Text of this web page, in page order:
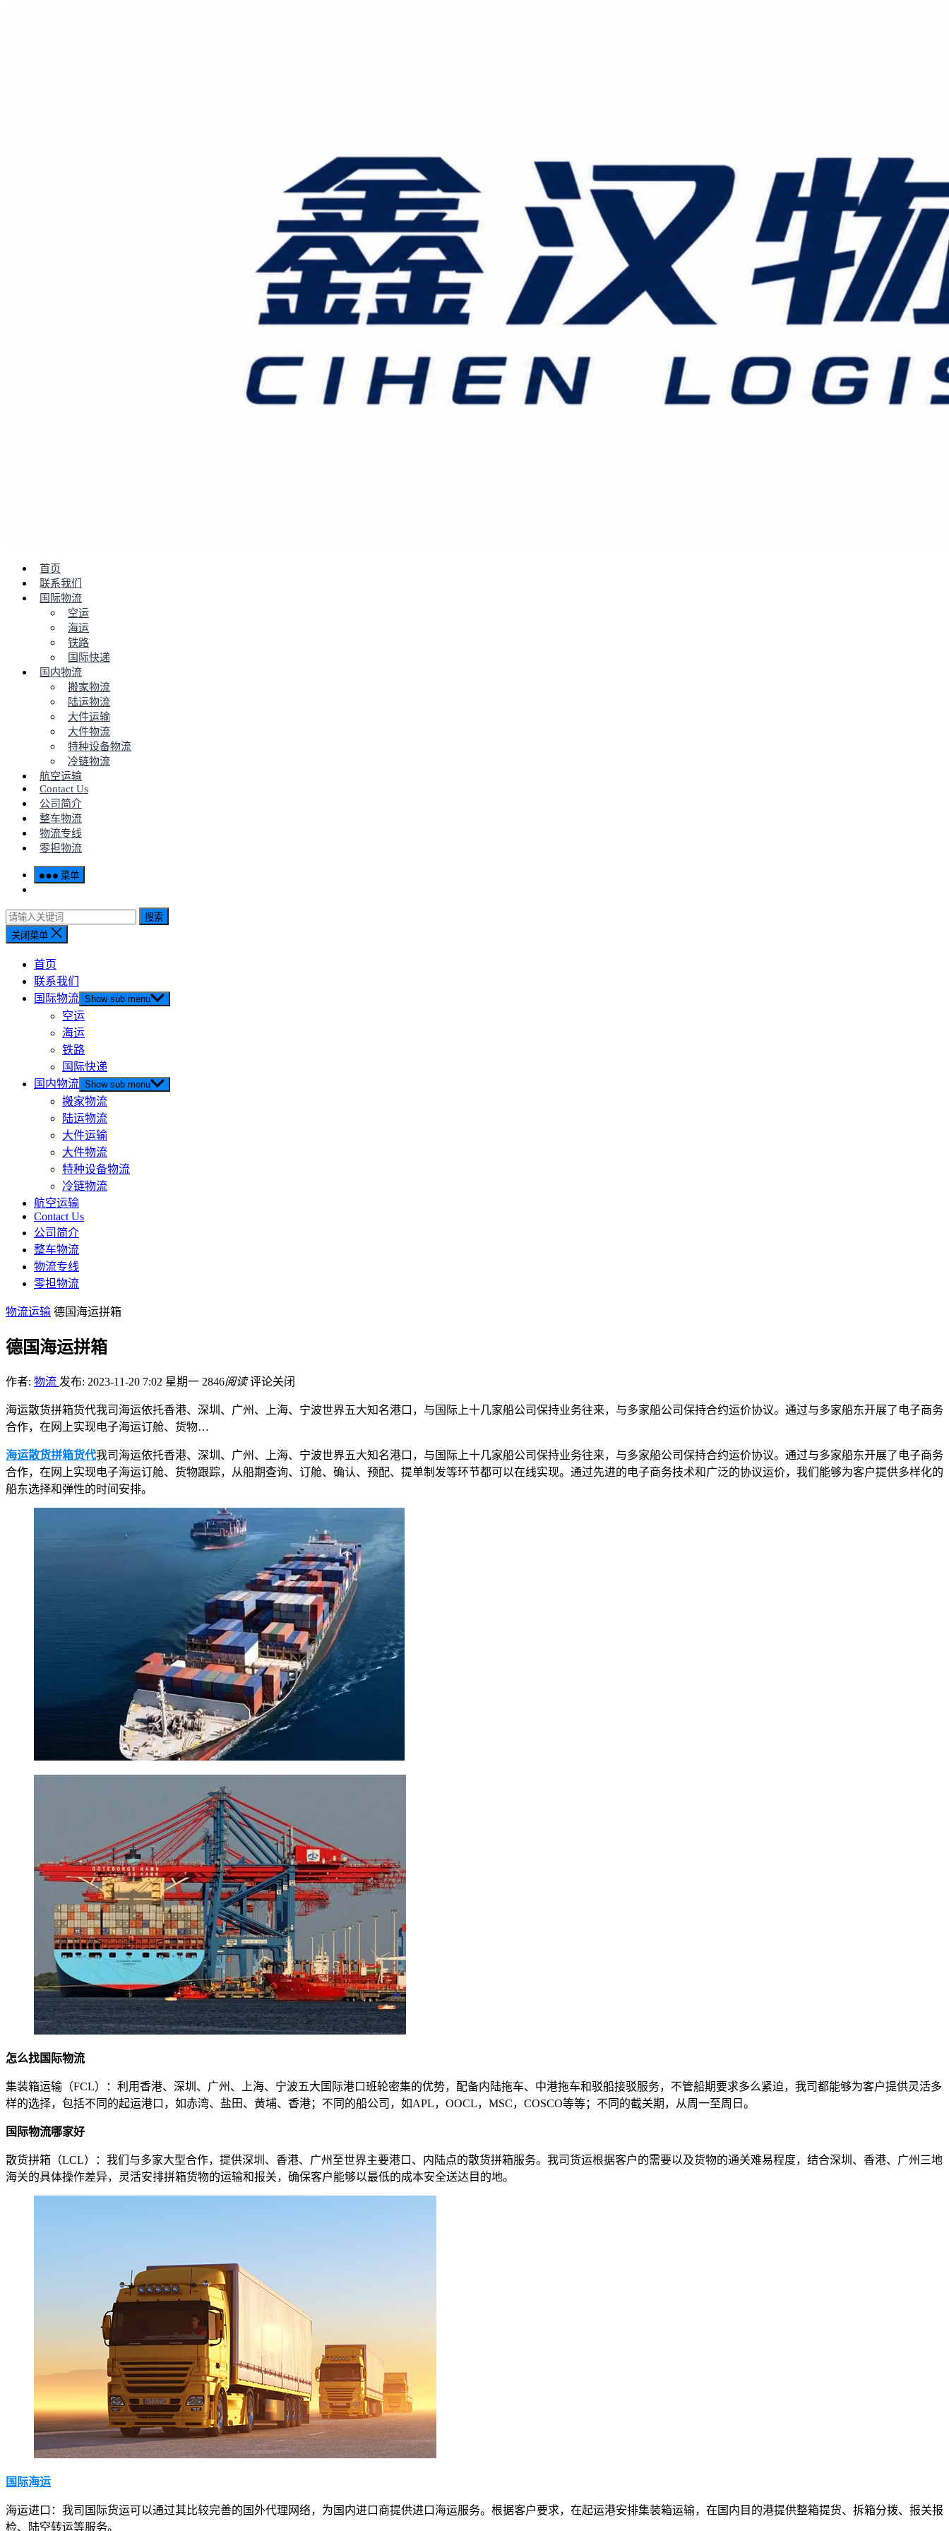
首页
联系我们
国际物流
空运
海运
铁路
国际快递
国内物流
搬家物流
陆运物流
大件运输
大件物流
特种设备物流
冷链物流
航空运输
Contact Us
公司简介
整车物流
物流专线
零担物流
菜单
搜索
关闭菜单
首页
联系我们
国际物流 Show sub menu
空运
海运
铁路
国际快递
国内物流 Show sub menu
搬家物流
陆运物流
大件运输
大件物流
特种设备物流
冷链物流
航空运输
Contact Us
公司简介
整车物流
物流专线
零担物流
物流运输 德国海运拼箱
德国海运拼箱
作者: 物流 发布: 2023-11-20 7:02 星期一 2846阅读 评论关闭
海运散货拼箱货代我司海运依托香港、深圳、广州、上海、宁波世界五大知名港口，与国际上十几家船公司保持业务往来，与多家船公司保持合约运价协议。通过与多家船东开展了电子商务
合作，在网上实现电子海运订舱、货物…
海运散货拼箱货代我司海运依托香港、深圳、广州、上海、宁波世界五大知名港口，与国际上十几家船公司保持业务往来，与多家船公司保持合约运价协议。通过与多家船东开展了电子商务
合作，在网上实现电子海运订舱、货物跟踪，从船期查询、订舱、确认、预配、提单制发等环节都可以在线实现。通过先进的电子商务技术和广泛的协议运价，我们能够为客户提供多样化的
船东选择和弹性的时间安排。
怎么找国际物流
集装箱运输（FCL）：利用香港、深圳、广州、上海、宁波五大国际港口班轮密集的优势，配备内陆拖车、中港拖车和驳船接驳服务，不管船期要求多么紧迫，我司都能够为客户提供灵活多
样的选择，包括不同的起运港口，如赤湾、盐田、黄埔、香港；不同的船公司，如APL，OOCL，MSC，COSCO等等；不同的截关期，从周一至周日。
国际物流哪家好
散货拼箱（LCL）：我们与多家大型合作，提供深圳、香港、广州至世界主要港口、内陆点的散货拼箱服务。我司货运根据客户的需要以及货物的通关难易程度，结合深圳、香港、广州三地
海关的具体操作差异，灵活安排拼箱货物的运输和报关，确保客户能够以最低的成本安全送达目的地。
国际海运
海运进口：我司国际货运可以通过其比较完善的国外代理网络，为国内进口商提供进口海运服务。根据客户要求，在起运港安排集装箱运输，在国内目的港提供整箱提货、拆箱分拨、报关报
检、陆空转运等服务。